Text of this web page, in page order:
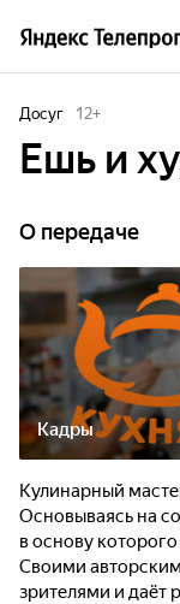
Досуг 12+
Ешь и
О передаче
Кадры
Кулинарный
Основываясь на
в основу
Своими
зрителями и даёт